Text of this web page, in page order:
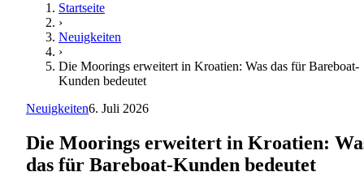
Startseite
›
Neuigkeiten
›
Die Moorings erweitert in Kroatien: Was das für Bareboat-
Kunden bedeutet
Neuigkeiten6. Juli 2026
Die Moorings erweitert in Kroatien:
das für Bareboat-Kunden bedeutet